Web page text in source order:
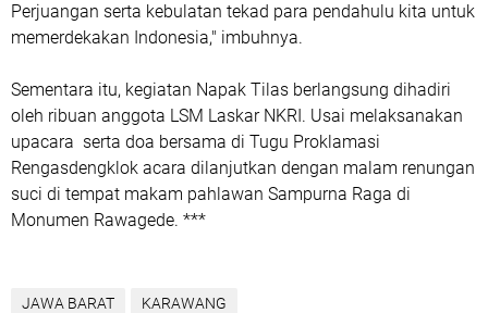
Perjuangan serta kebulatan tekad para pendahulu kita untuk
memerdekakan Indonesia," imbuhnya.
Sementara itu, kegiatan Napak Tilas berlangsung dihadiri
oleh ribuan anggota LSM Laskar NKRI. Usai melaksanakan
upacara serta doa bersama di Tugu Proklamasi
Rengasdengklok acara dilanjutkan dengan malam renungan
suci di tempat makam pahlawan Sampurna Raga di
Monumen Rawagede. ***
JAWA BARAT KARAWANG